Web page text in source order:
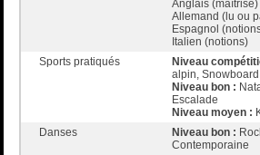
Anglais (maîtrisé)
Allemand (lu ou
Espagnol
Italien (notions)
Sports pratiqués
Niveau
alpin, Snowboard
Niveau bon :
Escalade
Niveau moyen :
Danses
Niveau bon :
Contemporaine